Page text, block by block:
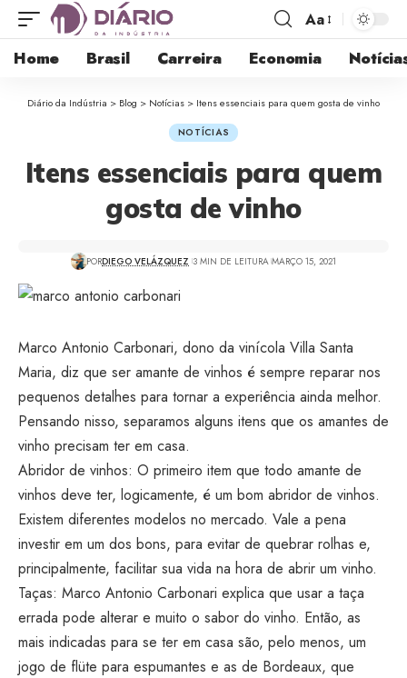
Aa
Home Brasil Carreira Economia
Diário da Indústria > Blog > Notícias > Itens essenciais para quem gosta de vinho
NOTÍCIAS
Itens essenciais para quem
gosta de vinho
PORDIEGO VELÁZQUEZ 3 MIN DE LEITURA MARÇO 15, 2021
Marco Antonio Carbonari, dono da vinícola Villa Santa
Maria, diz que ser amante de vinhos é sempre reparar nos
pequenos detalhes para tornar a experiência ainda melhor.
Pensando nisso, separamos alguns itens que os amantes de
vinho precisam ter em casa.
Abridor de vinhos: O primeiro item que todo amante de
vinhos deve ter, logicamente, é um bom abridor de vinhos.
Existem diferentes modelos no mercado. Vale a pena
investir em um dos bons, para evitar de quebrar rolhas e,
principalmente, facilitar sua vida na hora de abrir um vinho.
Taças: Marco Antonio Carbonari explica que usar a taça
errada pode alterar e muito o sabor do vinho. Então, as
mais indicadas para se ter em casa são, pelo menos, um
jogo de flüte para espumantes e as de Bordeaux, que